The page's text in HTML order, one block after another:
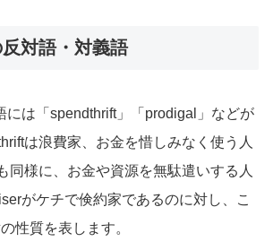
反対語・対義語
には「spendthrift」「prodigal」などが
は浪費家、お金を惜しみなく使う人
同様に、お金や資源を無駄遣いする人
がケチで倹約家であるのに対し、こ
性質を表します。